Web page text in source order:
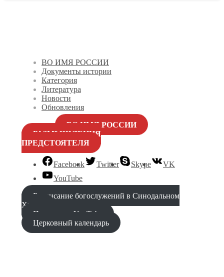
ВО ИМЯ РОССИИ
Документы истории
Категория
Литература
Новости
Обновления
ВО ИМЯ РОССИИ
РАЗМЫШЛЕНИЯ
ПРЕДСТОЯТЕЛЯ
Facebook Twitter Skype
VK
YouTube
Расписание богослужений в Синодальном
Храме
Проповеди YouTube
Церковный календарь